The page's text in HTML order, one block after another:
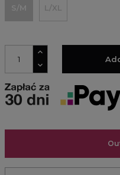
S/M L/XL